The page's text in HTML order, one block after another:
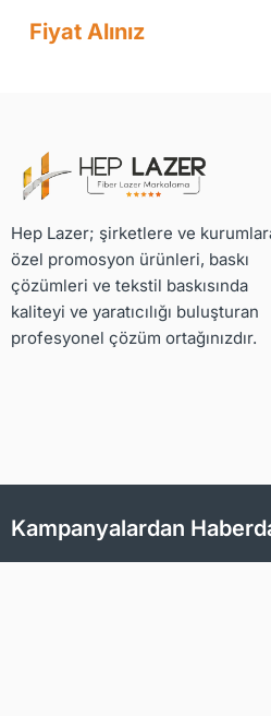
Fiyat Alınız
Hep Lazer; şirketlere ve
özel promosyon ürünleri, baskı
çözümleri ve tekstil baskısında
kaliteyi ve yaratıcılığı buluşturan
profesyonel çözüm ortağınızdır.
Kampanyalardan